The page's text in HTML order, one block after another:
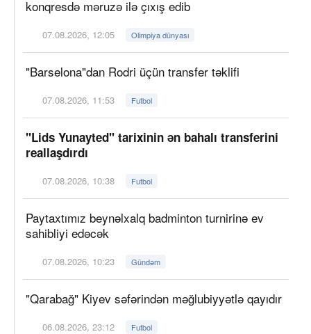
konqresdə məruzə ilə çıxış edib
07.08.2026, 12:05 Olimpiya dünyası
"Barselona"dan Rodri üçün transfer təklifi
07.08.2026, 11:53 Futbol
"Lids Yunayted" tarixinin ən bahalı transferini
reallaşdırdı
07.08.2026, 10:38 Futbol
Paytaxtımız beynəlxalq badminton turnirinə ev
sahibliyi edəcək
07.08.2026, 10:23 Gündəm
"Qarabağ" Kiyev səfərindən məğlubiyyətlə qayıdır
06.08.2026, 23:12 Futbol